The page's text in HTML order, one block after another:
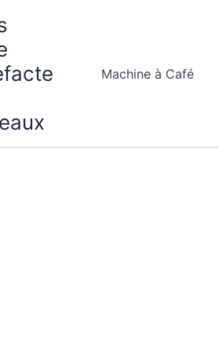
Machine à Café